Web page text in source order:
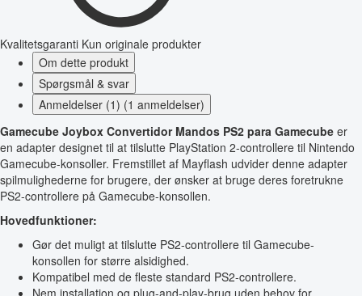
Kvalitetsgaranti Kun originale produkter
Om dette produkt
Spørgsmål & svar
Anmeldelser (1) (1 anmeldelser)
Gamecube Joybox Convertidor Mandos PS2 para Gamecube er
en adapter designet til at tilslutte PlayStation 2-controllere til Nintendo
Gamecube-konsoller. Fremstillet af Mayflash udvider denne adapter
spilmulighederne for brugere, der ønsker at bruge deres foretrukne
PS2-controllere på Gamecube-konsollen.
Hovedfunktioner:
Gør det muligt at tilslutte PS2-controllere til Gamecube-
konsollen for større alsidighed.
Kompatibel med de fleste standard PS2-controllere.
Nem installation og plug-and-play-brug uden behov for